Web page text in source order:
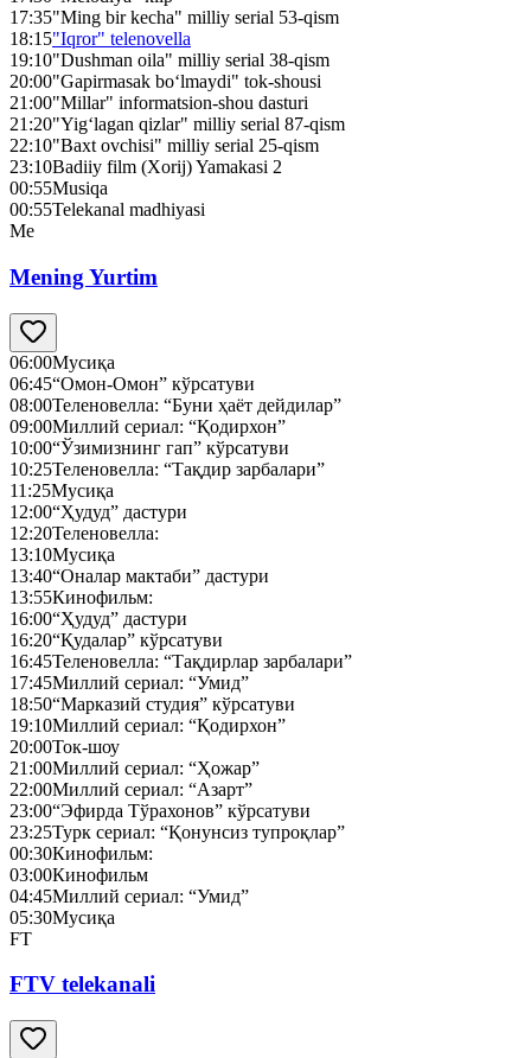
17:35"Ming bir kecha" milliy serial 53-qism
18:15"Iqror" telenovella
19:10"Dushman oila" milliy serial 38-qism
20:00"Gapirmasak bo‘lmaydi" tok-shousi
21:00"Millar" informatsion-shou dasturi
21:20"Yig‘lagan qizlar" milliy serial 87-qism
22:10"Baxt ovchisi" milliy serial 25-qism
23:10Badiiy film (Xorij) Yamakasi 2
00:55Musiqa
00:55Telekanal madhiyasi
Me
Mening Yurtim
06:00Мусиқа
06:45“Омон-Омон” кўрсатуви
08:00Теленовелла: “Буни ҳаёт дейдилар”
09:00Миллий сериал: “Қодирхон”
10:00“Ўзимизнинг гап” кўрсатуви
10:25Теленовелла: “Тақдир зарбалари”
11:25Мусиқа
12:00“Ҳудуд” дастури
12:20Теленовелла:
13:10Мусиқа
13:40“Оналар мактаби” дастури
13:55Кинофильм:
16:00“Ҳудуд” дастури
16:20“Қудалар” кўрсатуви
16:45Теленовелла: “Тақдирлар зарбалари”
17:45Миллий сериал: “Умид”
18:50“Марказий студия” кўрсатуви
19:10Миллий сериал: “Қодирхон”
20:00Ток-шоу
21:00Миллий сериал: “Ҳожар”
22:00Миллий сериал: “Азарт”
23:00“Эфирда Тўрахонов” кўрсатуви
23:25Турк сериал: “Қонунсиз тупроқлар”
00:30Кинофильм:
03:00Кинофильм
04:45Миллий сериал: “Умид”
05:30Мусиқа
FT
FTV telekanali